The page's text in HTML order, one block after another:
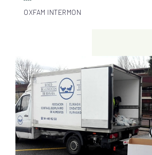
OXFAM INTERMON